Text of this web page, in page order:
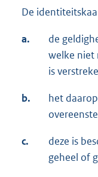
De
a.
de
welke niet
is
b.
het
c.
deze is
geheel of